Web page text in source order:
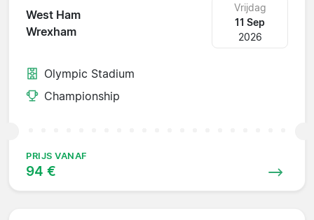
West Ham
Wrexham
Vrijdag
11 Sep
2026
Olympic Stadium
Championship
PRIJS VANAF
94 €